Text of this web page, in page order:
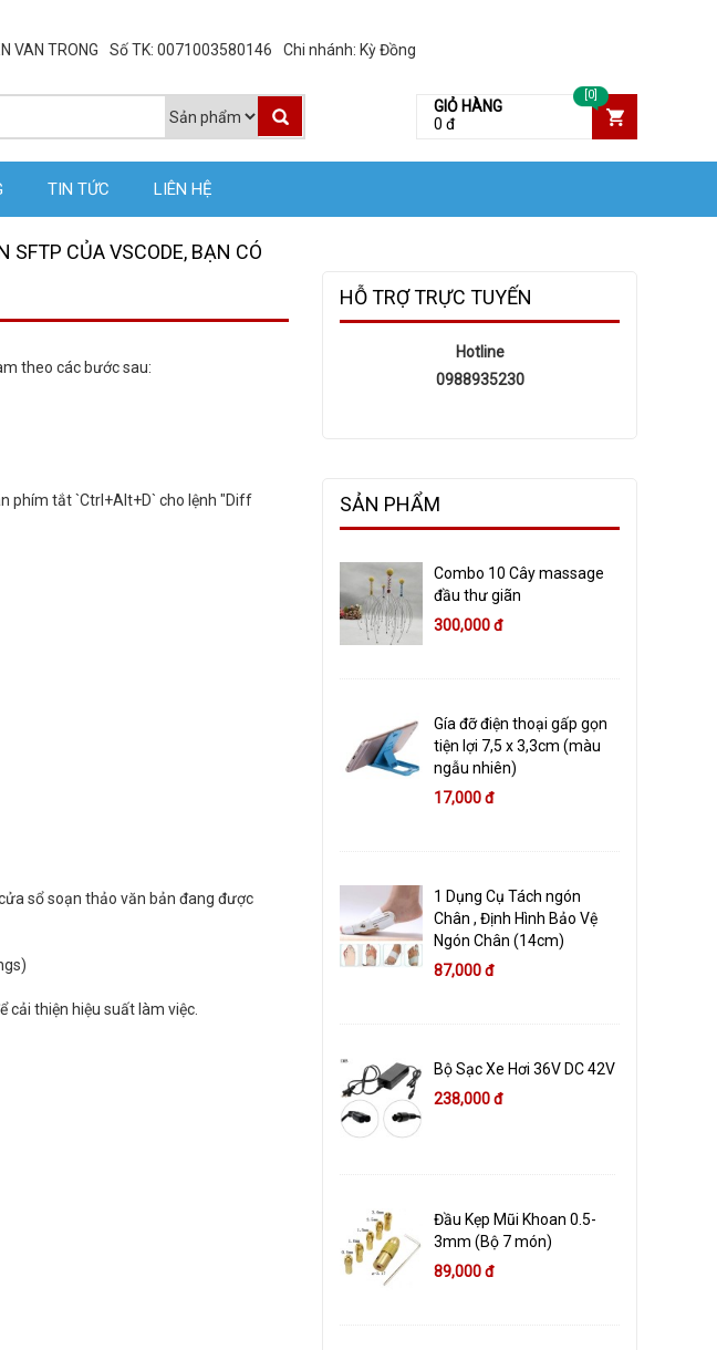
VAN TRONG Số TK: 0071003580146 Chi nhánh: Kỳ Đồng
GIỎ HÀNG
0 đ
[0]
TIN TỨC LIÊN HỆ
SFTP CỦA VSCODE, BẠN CÓ
theo các bước sau:
phím tắt `Ctrl+Alt+D` cho lệnh "Diff
sổ soạn thảo văn bản đang được
cải thiện hiệu suất làm việc.
HỖ TRỢ TRỰC TUYẾN
Hotline
0988935230
SẢN PHẨM
Combo 10 Cây massage
đầu thư giãn
300,000 đ
Gía đỡ điện thoại gấp gọn
tiện lợi 7,5 x 3,3cm (màu
ngẫu nhiên)
17,000 đ
1 Dụng Cụ Tách ngón
Chân , Định Hình Bảo Vệ
Ngón Chân (14cm)
87,000 đ
Bộ Sạc Xe Hơi 36V DC 42V
238,000 đ
Đầu Kẹp Mũi Khoan 0.5-
3mm (Bộ 7 món)
89,000 đ